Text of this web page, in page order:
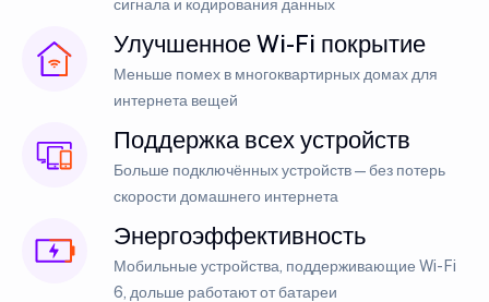
сигнала и кодирования данных
Улучшенное Wi-Fi покрытие
Меньше помех в многоквартирных домах для
интернета вещей
Поддержка всех устройств
Больше подключённых устройств — без потерь
скорости домашнего интернета
Энергоэффективность
Мобильные устройства, поддерживающие Wi-Fi
6, дольше работают от батареи